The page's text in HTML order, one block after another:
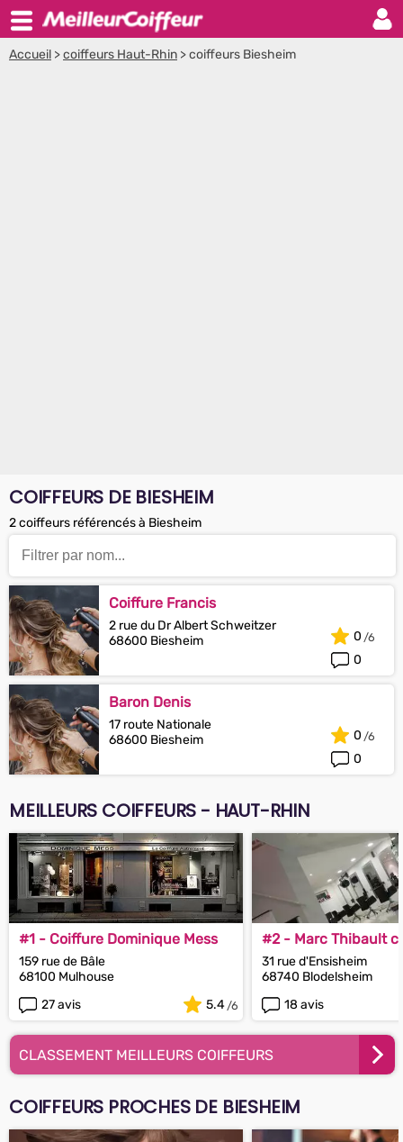
Accueil >coiffeurs Haut-Rhin >coiffeurs Biesheim
COIFFEURS DE BIESHEIM
2 coiffeurs référencés à Biesheim
Coiffure Francis
2 rue du Dr Albert Schweitzer
68600 Biesheim
0
0
Baron Denis
17 route Nationale
68600 Biesheim
0
0
MEILLEURS COIFFEURS - HAUT-RHIN
#1 - Coiffure Dominique Mess
159 rue de Bâle
68100 Mulhouse
27 avis
5.4
#2 - Marc Thibault
barbier
31 rue d'Ensisheim
68740 Blodelsheim
18 avis
CLASSEMENT MEILLEURS COIFFEURS
COIFFEURS PROCHES DE BIESHEIM